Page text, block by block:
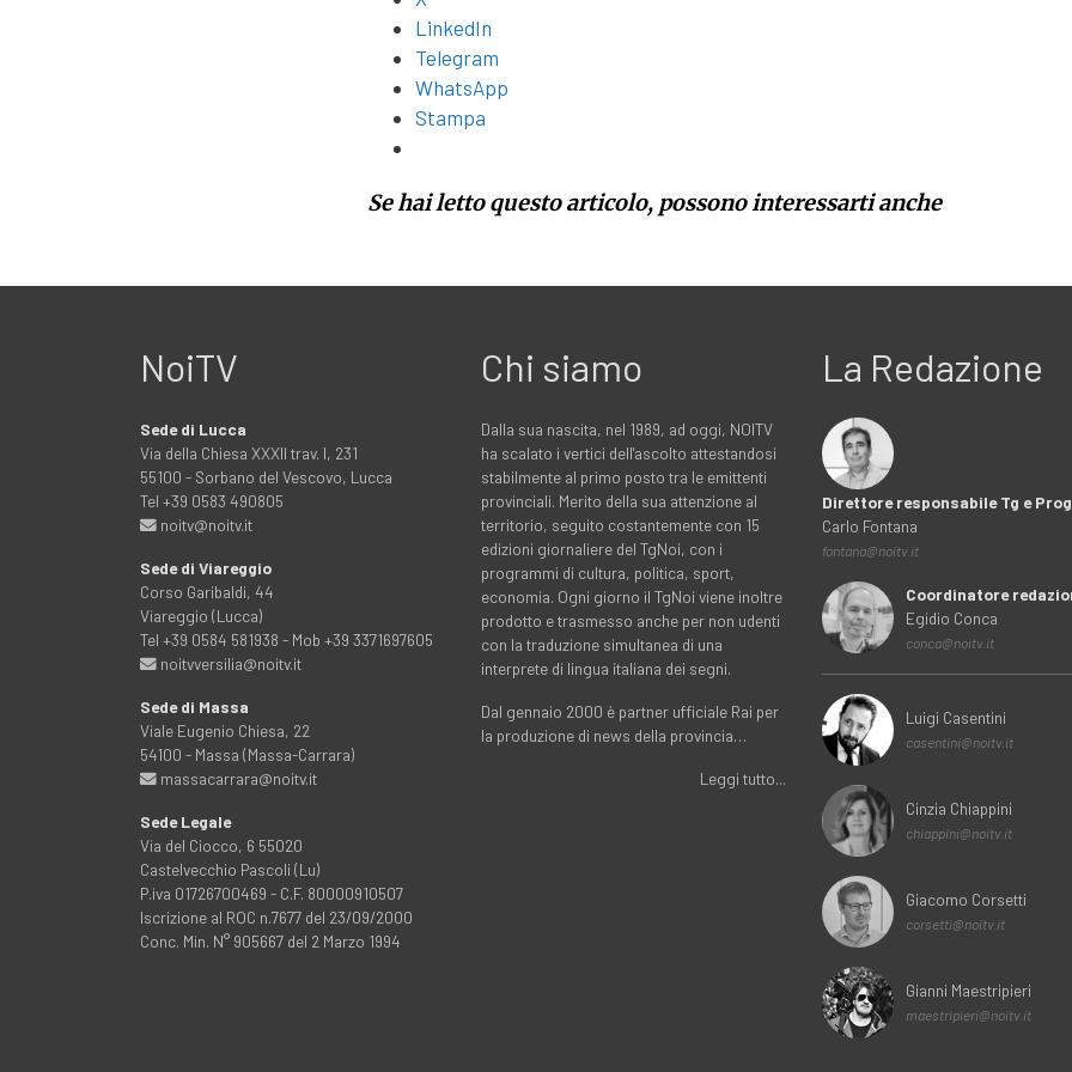
LinkedIn
Telegram
WhatsApp
Stampa
Se hai letto questo articolo, possono interessarti anche
NoiTV
Sede di Lucca
Via della Chiesa XXXII trav. I, 231
55100 - Sorbano del Vescovo, Lucca
Tel +39 0583 490805
noitv@noitv.it
Sede di Viareggio
Corso Garibaldi, 44
Viareggio (Lucca)
Tel +39 0584 581938 - Mob +39 3371697605
noitvversilia@noitv.it
Sede di Massa
Viale Eugenio Chiesa, 22
54100 - Massa (Massa-Carrara)
massacarrara@noitv.it
Sede Legale
Via del Ciocco, 6 55020
Castelvecchio Pascoli (Lu)
P.iva 01726700469 - C.F. 80000910507
Iscrizione al ROC n.7677 del 23/09/2000
Conc. Min. N° 905667 del 2 Marzo 1994
Chi siamo
Dalla sua nascita, nel 1989, ad oggi, NOITV
ha scalato i vertici dell'ascolto attestandosi
stabilmente al primo posto tra le emittenti
provinciali. Merito della sua attenzione al
territorio, seguito costantemente con 15
edizioni giornaliere del TgNoi, con i
programmi di cultura, politica, sport,
economia. Ogni giorno il TgNoi viene inoltre
prodotto e trasmesso anche per non udenti
con la traduzione simultanea di una
interprete di lingua italiana dei segni.
Dal gennaio 2000 è partner ufficiale Rai per
la produzione di news della provincia…
Leggi tutto...
La Redazione
Direttore responsabile Tg e
Carlo Fontana
fontana@noitv.it
Coordinatore
Egidio Conca
conca@noitv.it
Luigi Casentini
casentini@noitv.it
Cinzia Chiappini
chiappini@noitv.it
Giacomo Corsetti
corsetti@noitv.it
Gianni Maestripieri
maestripieri@noitv.it